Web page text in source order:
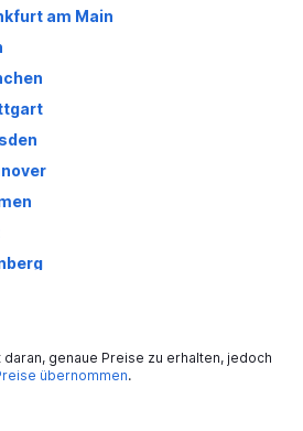
am Main
daran, genaue Preise zu erhalten, jedoch
übernommen.